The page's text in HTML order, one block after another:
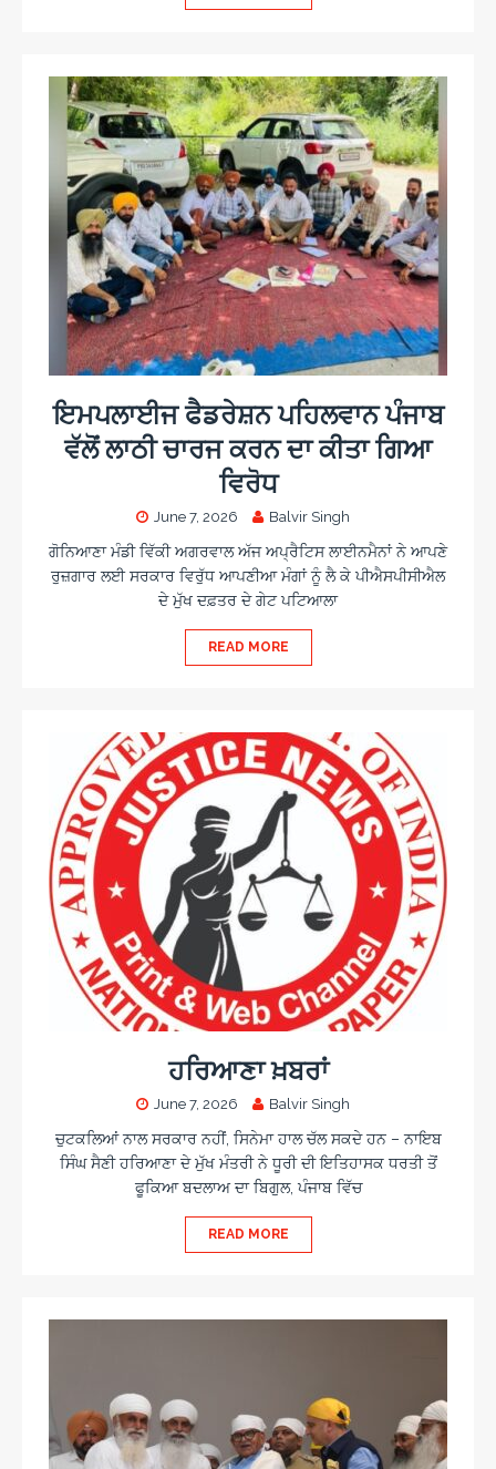
ਇਮਪਲਾਈਜ ਫੈਡਰੇਸ਼ਨ ਪਹਿਲਵਾਨ ਪੰਜਾਬ
ਵੱਲੋਂ ਲਾਠੀ ਚਾਰਜ ਕਰਨ ਦਾ ਕੀਤਾ ਗਿਆ
ਵਿਰੋਧ
June 7, 2026 Balvir Singh
ਗੋਨਿਆਣਾ ਮੰਡੀ ਵਿੱਕੀ ਅਗਰਵਾਲ ਅੱਜ ਅਪ੍ਰੈਟਿਸ ਲਾਈਨਮੈਨਾਂ ਨੇ ਆਪਣੇ
ਰੁਜ਼ਗਾਰ ਲਈ ਸਰਕਾਰ ਵਿਰੁੱਧ ਆਪਣੀਆ ਮੰਗਾਂ ਨੂੰ ਲੈ ਕੇ ਪੀਐਸਪੀਸੀਐਲ
ਦੇ ਮੁੱਖ ਦਫ਼ਤਰ ਦੇ ਗੇਟ ਪਟਿਆਲਾ
READ MORE
ਹਰਿਆਣਾ ਖ਼ਬਰਾਂ
June 7, 2026 Balvir Singh
ਚੁਟਕਲਿਆਂ ਨਾਲ ਸਰਕਾਰ ਨਹੀਂ, ਸਿਨੇਮਾ ਹਾਲ ਚੱਲ ਸਕਦੇ ਹਨ – ਨਾਇਬ
ਸਿੰਘ ਸੈਣੀ ਹਰਿਆਣਾ ਦੇ ਮੁੱਖ ਮੰਤਰੀ ਨੇ ਧੂਰੀ ਦੀ ਇਤਿਹਾਸਕ ਧਰਤੀ ਤੋਂ
ਫੂਕਿਆ ਬਦਲਾਅ ਦਾ ਬਿਗੁਲ, ਪੰਜਾਬ ਵਿੱਚ
READ MORE